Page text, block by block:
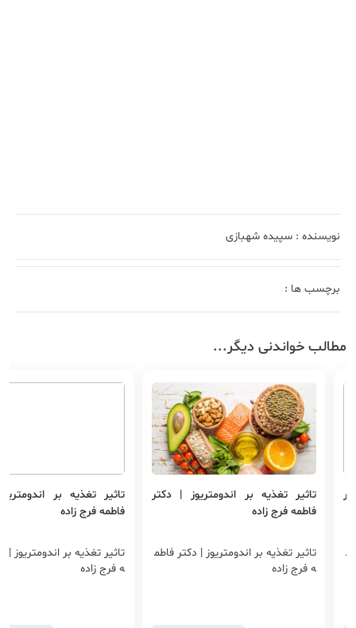
نویسنده : سپیده شهبازی
برچسب ها :
مطالب خواندنی دیگر...
تاثیر تغذیه بر اندومتریوز | دکتر
فاطمه فرج زاده
تاثیر تغذیه بر اندومتریوز | دکتر فاطم
ه فرج زاده
تاثیر تغذیه بر
فاطمه فرج زاده
تاثیر تغذیه بر اندومتریوز |
ه فرج زاده